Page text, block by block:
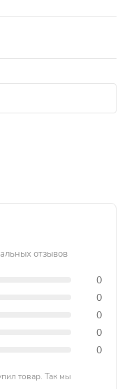
отзывов
0
0
0
0
0
товар. Так мы